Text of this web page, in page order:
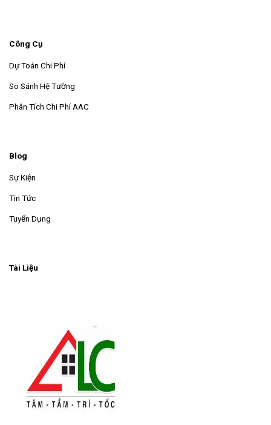
Công Cụ
Dự Toán Chi Phí
So Sánh Hệ Tường
Phân Tích Chi Phí AAC
Blog
Sự Kiện
Tin Tức
Tuyển Dụng
Tài Liệu